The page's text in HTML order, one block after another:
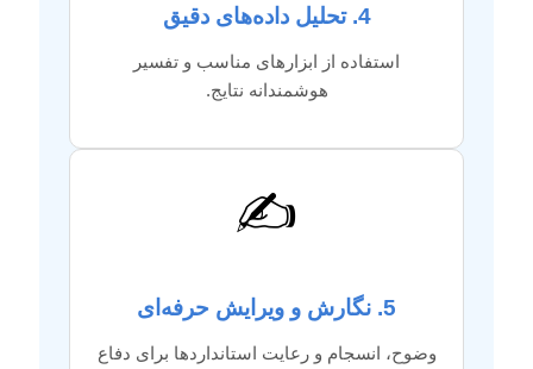
4. تحلیل داده‌های دقیق
استفاده از ابزارهای مناسب و تفسیر
هوشمندانه نتایج.
✍️
5. نگارش و ویرایش حرفه‌ای
وضوح، انسجام و رعایت استانداردها برای دفاع